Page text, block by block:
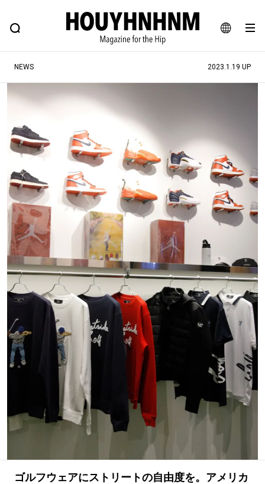
JA
EN
FEATURE BLOG SNAP
ヒップなファッション、カルチャー、ライフスタイルWEBマガジン
#SHOPPING ADDICT #憧れの逸品
#ESSENTIAL DESIGNS #古着サミット
#NEW VINTAGE #マイナーグッド図鑑
#路地裏てぃーん。 #MONTHLY JOURNAL
#GH 銘品の所以 #フイナムのYouTube
#Commune H #FOCUS IT #AH.H
#ととけん #FASHION #MUSIC #MOVIE
#LIFESTYLE #SNEAKER #OUTDOOR
#SPORTS #HANDSOME HANDBOOK
NEWS 2023.1.19 UP
ゴルフウェアにストリートの自由度を。アメリカ